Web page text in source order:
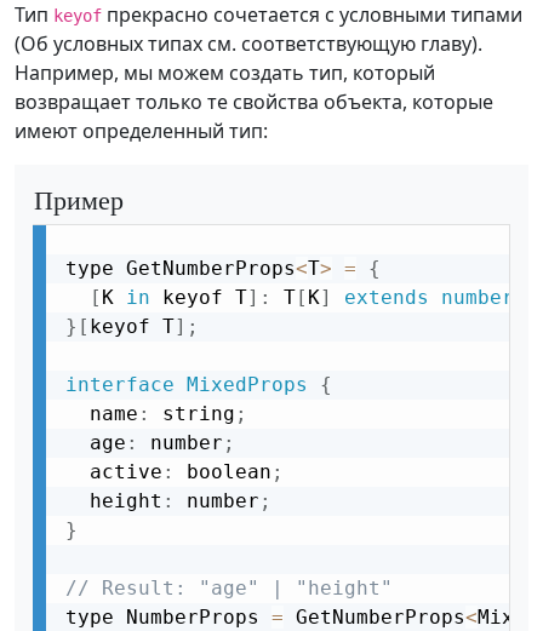
Тип keyof прекрасно сочетается с условными типами
(Об условных типах см. соответствующую главу).
Например, мы можем создать тип, который
возвращает только те свойства объекта, которые
имеют определенный тип:
Пример
type GetNumberProps<T> =
{
[ K in keyof T] : T [ K] extends number
} [ keyof T] ;
interface MixedProps
{
  name
: string ;
  age
: number ;
  active
: boolean ;
  height
: number ;
}
// Result: "age" | "height"
type NumberProps = GetNumberProps<